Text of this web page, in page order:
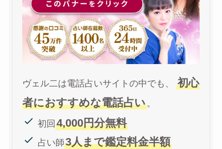
ヴェル二は電話占いサイトの中でも、 初心
者におすすめな電話占い。
初回4,000円分無料
占い師3人まで鑑定料金半額